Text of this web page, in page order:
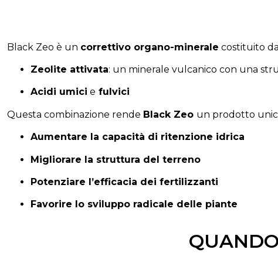
Black Zeo è un correttivo organo-minerale costituito
Zeolite attivata: un minerale vulcanico con una
Acidi umici e fulvici
Questa combinazione rende Black Zeo un prodotto
Aumentare la capacità di ritenzione idrica
Migliorare la struttura del terreno
Potenziare l’efficacia dei fertilizzanti
Favorire lo sviluppo radicale delle piante